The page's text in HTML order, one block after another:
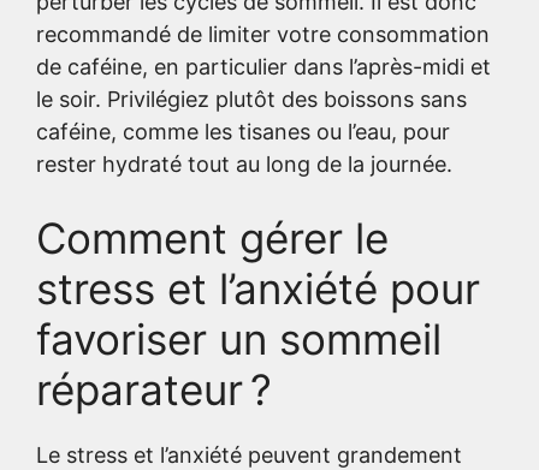
recommandé de limiter votre consommation
de caféine, en particulier dans l’après-midi et
le soir. Privilégiez plutôt des boissons sans
caféine, comme les tisanes ou l’eau, pour
rester hydraté tout au long de la journée.
Comment gérer le
stress et l’anxiété pour
favoriser un sommeil
réparateur ?
Le stress et l’anxiété peuvent grandement